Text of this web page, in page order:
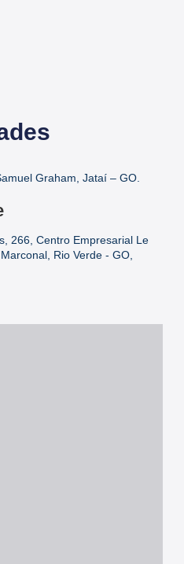
Graham, Jataí – GO.
266, Centro Empresarial Le
Rio Verde - GO,